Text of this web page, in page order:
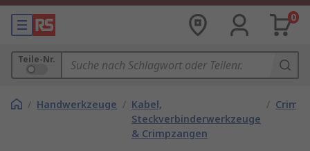
0
Teile-Nr.
/ Handwerkzeuge / Kabel,
Steckverbinderwerkzeuge
& Crimpzangen
/